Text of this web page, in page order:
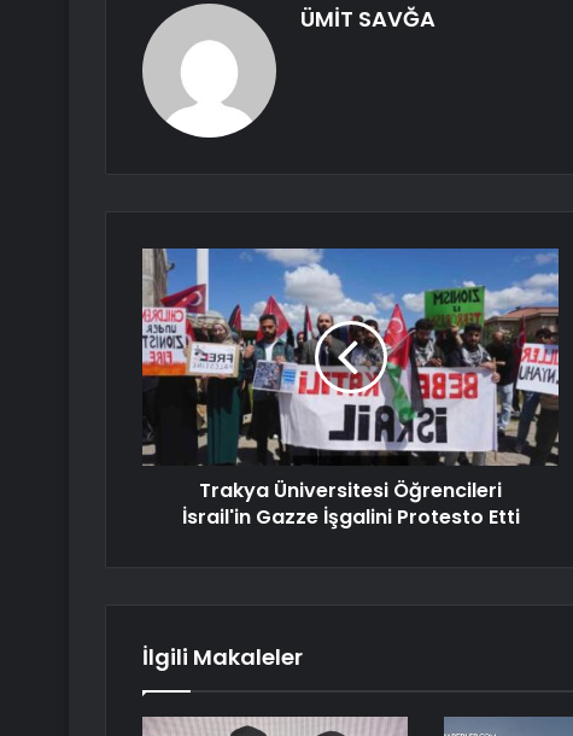
ÜMİT SAVĞA
Trakya Üniversitesi Öğrencileri
İsrail'in Gazze İşgalini Protesto Etti
İlgili Makaleler